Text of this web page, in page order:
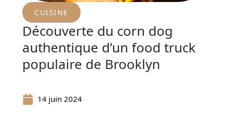
CUISINE
Découverte du corn dog
authentique d’un food truck
populaire de Brooklyn
14 juin 2024